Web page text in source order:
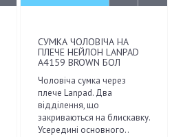
СУМКА ЧОЛОВІЧА НА
ПЛЕЧЕ НЕЙЛОН LANPAD
A4159 BROWN БОЛ
Чоловіча сумка через
плече Lanpad. Два
відділення, що
закриваються на блискавку.
Усередині основного..